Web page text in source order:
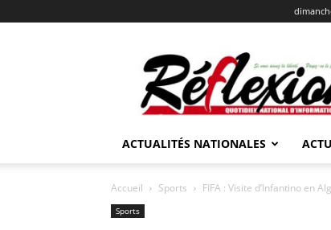
REFLEXION
ACTUALITÉS NATIONALES
Accueil Sports FIFA : Visite d’Infantino en
Sports